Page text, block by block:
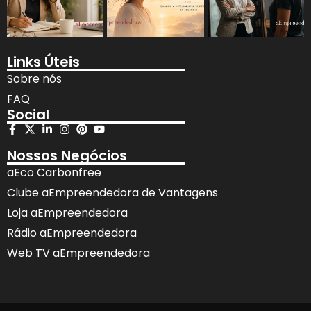
Links Úteis
Sobre nós
FAQ
Social
Nossos Negócios
aEco Carbonfree
Clube aEmpreendedora de Vantagens
Loja aEmpreendedora
Rádio aEmpreendedora
Web TV aEmpreendedora